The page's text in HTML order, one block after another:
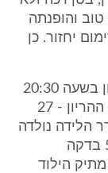
והופנתה
יחזור. כן
למחרת, ביום 9/10/89, הגיעה האם למיון בשעה 20:30
בגלל צירי לידה שאחזו בה. אז אובחן גיל ההריון - 27
הלידה נולדה
התובעת במשקל 1,225 גרם, ציון אפגר 5 בדקה
כעולה מתיק הילוד